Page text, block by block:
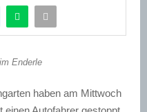
Enderle
haben am Mittwoch